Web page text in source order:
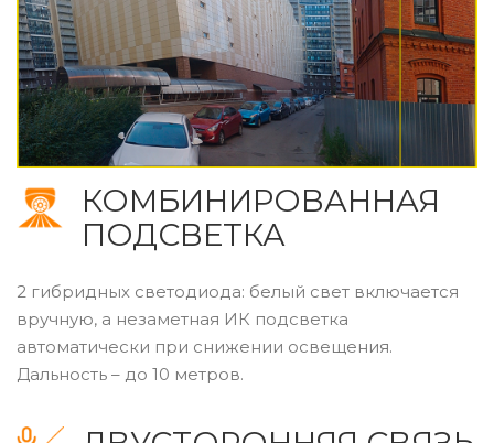
КОМБИНИРОВАННАЯ
ПОДСВЕТКА
2 гибридных светодиода: белый свет включается
вручную, а незаметная ИК подсветка
автоматически при снижении освещения.
Дальность – до 10 метров.